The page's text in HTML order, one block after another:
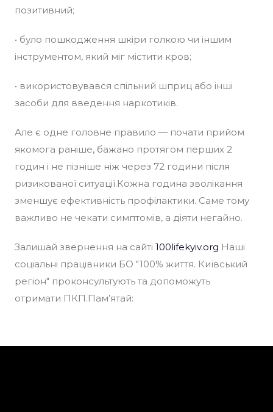
позитивний;
• було пошкодження шкіри голкою чи іншим
інструментом, який міг містити кров;
• використовувався спільний шприц або інші
засоби для введення наркотиків.
Але є одне головне правило — почати прийом
якомога раніше, бажано протягом перших 2
годин і не пізніше ніж через 72 години після
ризикованої ситуації.Кожна година зволікання
зменшує ефективність профілактики. Саме тому
важливо не чекати симптомів, а діяти негайно.
Залишай звернення на сайті 100lifekyiv.org Наші
соціальні працівники БО "100% життя. Київський
регіон" проконсультують та допоможуть
отримати ПКП.Пам’ятай: